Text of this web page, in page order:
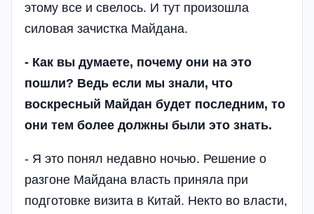
этому все и свелось. И тут произошла
силовая зачистка Майдана.
- Как вы думаете, почему они на это
пошли? Ведь если мы знали, что
воскресный Майдан будет последним, то
они тем более должны были это знать.
- Я это понял недавно ночью. Решение о
разгоне Майдана власть приняла при
подготовке визита в Китай. Некто во власти,